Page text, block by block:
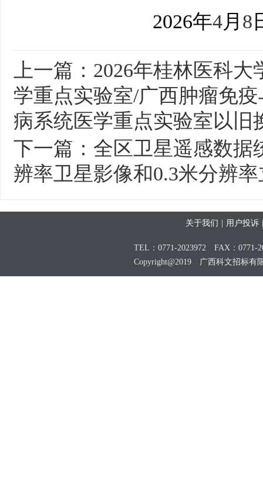
2026年4月 8
上一篇： 2026年桂林医科
学重点实验室/广西肿瘤免
病系统医学重点实验室以旧
下一篇： 全区卫星遥感数据
辨率卫星影像和0.3米分辨
关于我们 用户投诉
TEL：0771-2023972 FAX：0771-
Copyright@2019 广西科文招标